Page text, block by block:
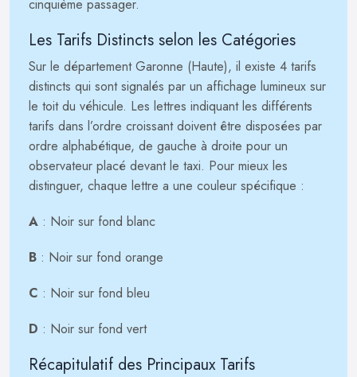
cinquième passager.
Les Tarifs Distincts selon les Catégories
Sur le département Garonne (Haute), il existe 4 tarifs
distincts qui sont signalés par un affichage lumineux sur
le toit du véhicule. Les lettres indiquant les différents
tarifs dans l’ordre croissant doivent être disposées par
ordre alphabétique, de gauche à droite pour un
observateur placé devant le taxi. Pour mieux les
distinguer, chaque lettre a une couleur spécifique :
A : Noir sur fond blanc
B : Noir sur fond orange
C : Noir sur fond bleu
D : Noir sur fond vert
Récapitulatif des Principaux Tarifs